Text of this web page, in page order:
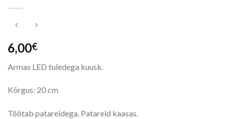
6,00€
Armas LED tuledega kuusk.
Kõrgus: 20 cm
Töötab patareidega. Patareid kaasas.